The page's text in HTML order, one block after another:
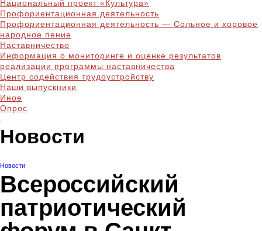
Национальный проект «Культура»
Профориентационная деятельность
Профориентационная деятельность — Сольное и хоровое
народное пение
Наставничество
Информация о мониторинге и оценке результатов
реализации программы наставничества
Центр содействия трудоустройству
Наши выпускники
Иное
Опрос
Новости
Новости
Всероссийский
патриотический